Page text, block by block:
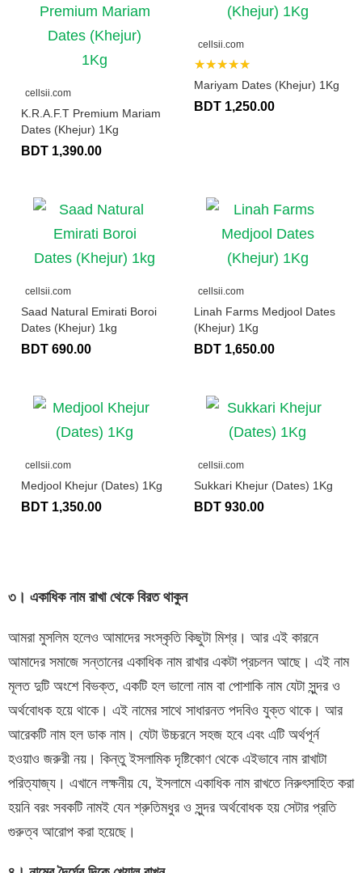
cellsii.com
K.R.A.F.T Premium Mariam
Dates (Khejur) 1Kg
BDT 1,390.00
cellsii.com
★★★★★
Mariyam Dates (Khejur) 1Kg
BDT 1,250.00
cellsii.com
Saad Natural Emirati Boroi
Dates (Khejur) 1kg
BDT 690.00
cellsii.com
Linah Farms Medjool Dates
(Khejur) 1Kg
BDT 1,650.00
cellsii.com
Medjool Khejur (Dates) 1Kg
BDT 1,350.00
cellsii.com
Sukkari Khejur (Dates) 1Kg
BDT 930.00
৩। একাধিক নাম রাখা থেকে বিরত থাকুন
আমরা মুসলিম হলেও আমাদের সংস্কৃতি কিছুটা মিশ্র। আর এই কারনে
আমাদের সমাজে সন্তানের একাধিক নাম রাখার একটা প্রচলন আছে। এই নাম
মূলত দুটি অংশে বিভক্ত, একটি হল ভালো নাম বা পোশাকি নাম যেটা সুন্দর ও
অর্থবোধক হয়ে থাকে। এই নামের সাথে সাধারনত পদবিও যুক্ত থাকে। আর
আরেকটি নাম হল ডাক নাম। যেটা উচ্চরনে সহজ হবে এবং এটি অর্থপূর্ন
হওয়াও জরুরী নয়। কিন্তু ইসলামিক দৃষ্টিকোণ থেকে এইভাবে নাম রাখাটা
পরিত্যাজ্য। এখানে লক্ষনীয় যে, ইসলামে একাধিক নাম রাখতে নিরুৎসাহিত করা
হয়নি বরং সবকটি নামই যেন শ্রুতিমধুর ও সুন্দর অর্থবোধক হয় সেটার প্রতি
গুরুত্ব আরোপ করা হয়েছে।